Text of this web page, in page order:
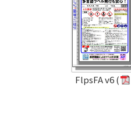
FlpsFA v6(